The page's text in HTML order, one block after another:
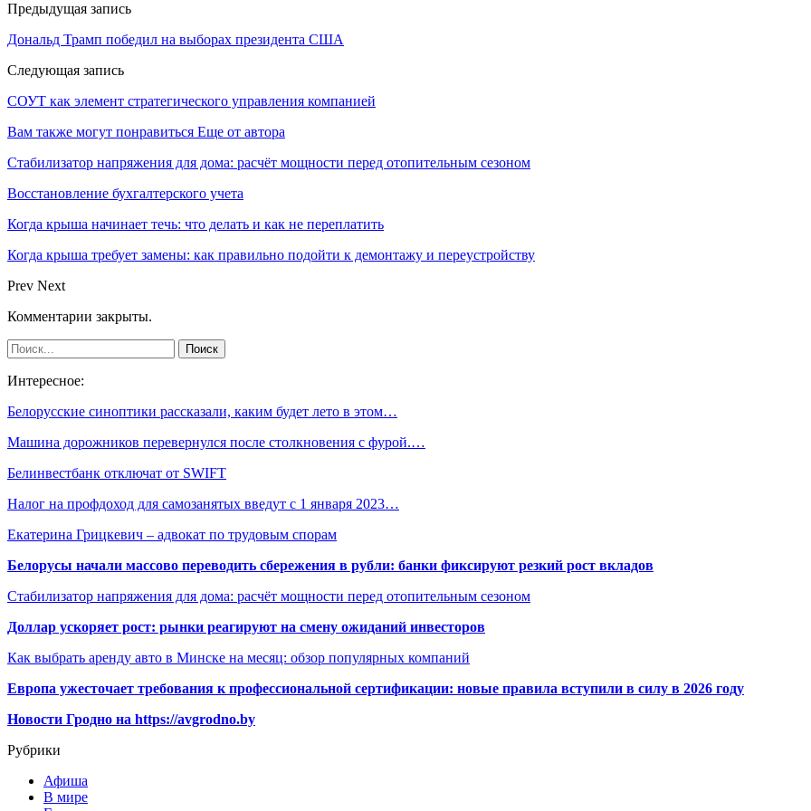
Предыдущая запись
Дональд Трамп победил на выборах президента США
Следующая запись
СОУТ как элемент стратегического управления компанией
Вам также могут понравиться Еще от автора
Стабилизатор напряжения для дома: расчёт мощности перед отопительным сезоном
Восстановление бухгалтерского учета
Когда крыша начинает течь: что делать и как не переплатить
Когда крыша требует замены: как правильно подойти к демонтажу и переустройству
Prev Next
Комментарии закрыты.
Интересное:
Белорусские синоптики рассказали, каким будет лето в этом…
Машина дорожников перевернулся после столкновения с фурой.…
Белинвестбанк отключат от SWIFT
Налог на профдоход для самозанятых введут с 1 января 2023…
Екатерина Грицкевич – адвокат по трудовым спорам
Белорусы начали массово переводить сбережения в рубли: банки фиксируют резкий рост вкладов
Стабилизатор напряжения для дома: расчёт мощности перед отопительным сезоном
Доллар ускоряет рост: рынки реагируют на смену ожиданий инвесторов
Как выбрать аренду авто в Минске на месяц: обзор популярных компаний
Европа ужесточает требования к профессиональной сертификации: новые правила вступили в силу в 2026 году
Новости Гродно на https://avgrodno.by
Рубрики
Афиша
В мире